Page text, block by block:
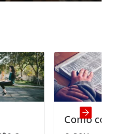
Como construir